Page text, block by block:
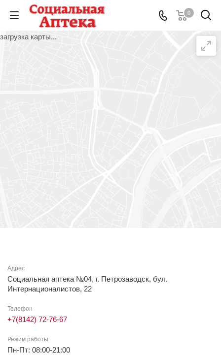
0
загрузка карты...
Адрес
Социальная аптека №04, г. Петрозаводск, бул.
Интернационалистов, 22
Телефон
+7(8142) 72-76-67
Режим работы
Пн-Пт: 08:00-21:00